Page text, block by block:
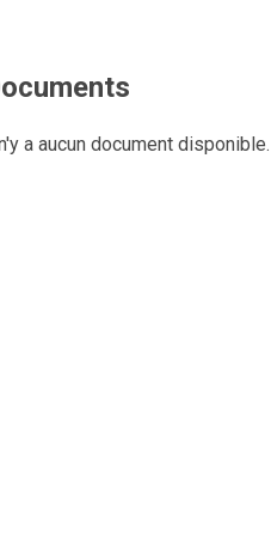
a aucun document disponible.